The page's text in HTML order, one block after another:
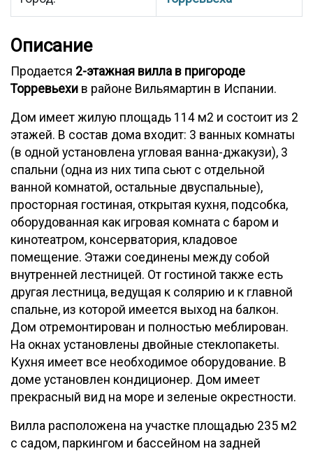
Описание
Продается 2-этажная вилла в пригороде
Торревьехи в районе Вильямартин в Испании.
Дом имеет жилую площадь 114 м2 и состоит из 2
этажей. В состав дома входит: 3 ванных комнаты
(в одной установлена угловая ванна-джакузи), 3
спальни (одна из них типа сьют с отдельной
ванной комнатой, остальные двуспальные),
просторная гостиная, открытая кухня, подсобка,
оборудованная как игровая комната с баром и
кинотеатром, консерватория, кладовое
помещение. Этажи соединены между собой
внутренней лестницей. От гостиной также есть
другая лестница, ведущая к солярию и к главной
спальне, из которой имеется выход на балкон.
Дом отремонтирован и полностью меблирован.
На окнах установлены двойные стеклопакеты.
Кухня имеет все необходимое оборудование. В
доме установлен кондиционер. Дом имеет
прекрасный вид на море и зеленые окрестности.
Вилла расположена на участке площадью 235 м2
с садом, паркингом и бассейном на задней